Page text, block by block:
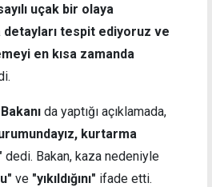
uçak bir olaya
detayları tespit ediyoruz ve
en kısa zamanda
da yaptığı açıklamada,
kurtarma
dedi. Bakan, kaza nedeniyle
ve "yıkıldığını" ifade etti.